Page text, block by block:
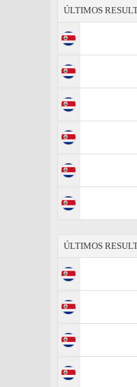
ÚLTIMOS
ÚLTIMOS